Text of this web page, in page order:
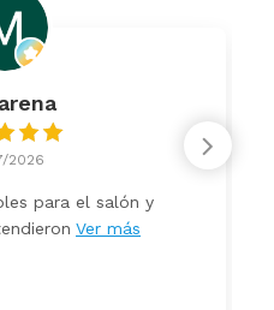
2026
para el salón y
Ver más